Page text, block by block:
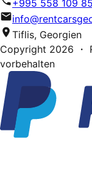
+995 558 109
Tiflis, Georgien
Copyright 2026 ・
vorbehalten